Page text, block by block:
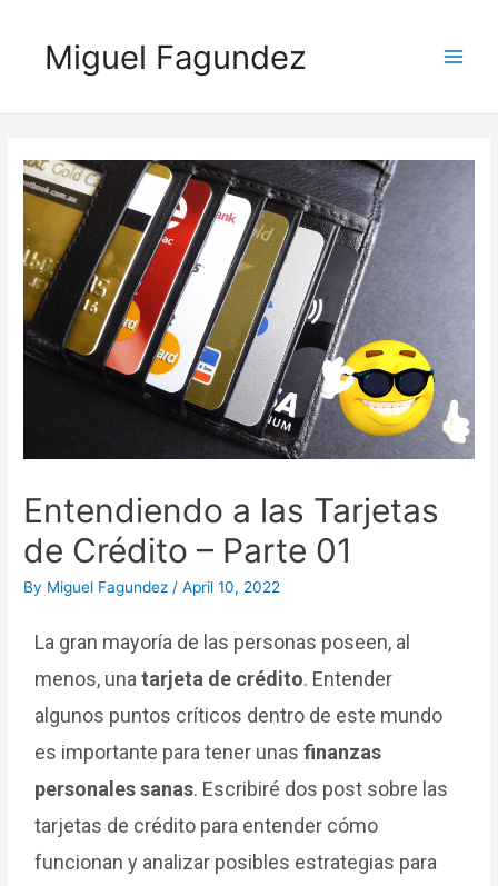
Miguel Fagundez
Entendiendo a las Tarjetas
de Crédito – Parte 01
By Miguel Fagundez /April 10, 2022
La gran mayoría de las personas poseen, al
menos, unatarjeta de crédito. Entender
algunos puntos críticos dentro de este mundo
es importante para tener unas finanzas
personales sanas. Escribiré dos post sobre las
tarjetas de crédito para entender cómo
funcionan y analizar posibles estrategias para